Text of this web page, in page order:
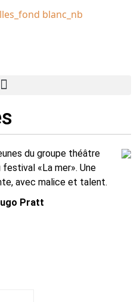
du groupe théâtre
«La mer». Une
avec malice et talent.
Pratt